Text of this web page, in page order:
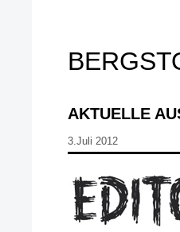
AKTUELLE
3.Juli 2012